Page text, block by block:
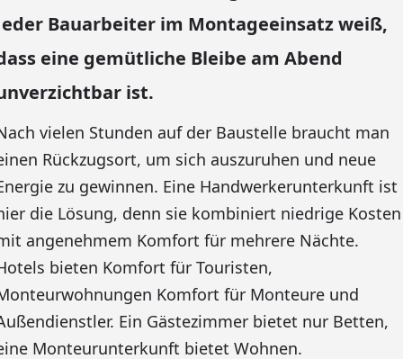
Bauarbeiter im Montageeinsatz weiß,
eine gemütliche Bleibe am Abend
ist.
vielen Stunden auf der Baustelle braucht man
Rückzugsort, um sich auszuruhen und neue
zu gewinnen. Eine Handwerkerunterkunft ist
die Lösung, denn sie kombiniert niedrige Kosten
angenehmem Komfort für mehrere Nächte.
bieten Komfort für Touristen,
Komfort für Monteure und
Ein Gästezimmer bietet nur Betten,
Monteurunterkunft bietet Wohnen.